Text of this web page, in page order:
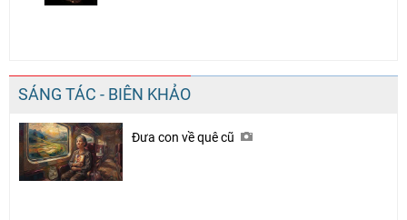
SÁNG TÁC - BIÊN KHẢO
Đưa con về quê cũ